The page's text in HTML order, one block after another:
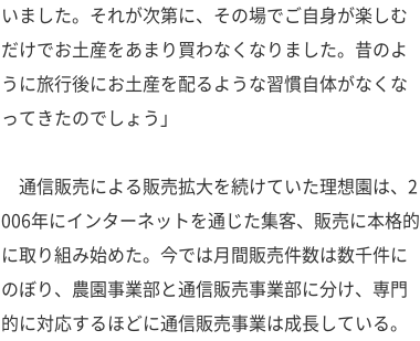
いました。それが次第に、その場でご自身が楽しむ
だけでお土産をあまり買わなくなりました。昔のよ
うに旅行後にお土産を配るような習慣自体がなくな
ってきたのでしょう」
通信販売による販売拡大を続けていた理想園は、2
006年にインターネットを通じた集客、販売に本格的
に取り組み始めた。今では月間販売件数は数千件に
のぼり、農園事業部と通信販売事業部に分け、専門
的に対応するほどに通信販売事業は成長している。